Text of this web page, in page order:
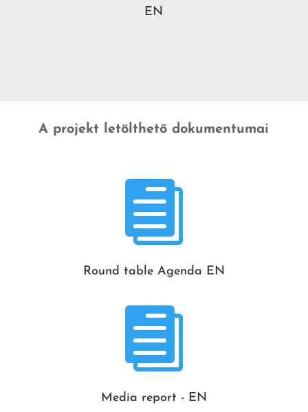
EN
A projekt letölthető dokumentumai

Round table Agenda EN

Media report - EN